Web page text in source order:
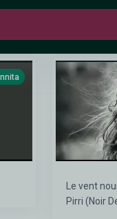
Le vent
Pirri (Noir